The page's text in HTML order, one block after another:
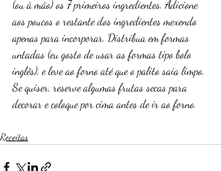
(ou à mão) os 7 primeiros ingredientes. Adicione
aos poucos o restante dos ingredientes mexendo
apenas para incorporar. Distribua em formas
untadas (eu gosto de usar as formas tipo bolo
inglês), e leve ao forno até que o palito saia limpo.
Se quiser, reserve algumas frutas secas para
decorar e coloque por cima antes de ir ao forno.
Receitas